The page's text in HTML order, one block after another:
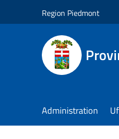
Region Piedmont
Administration